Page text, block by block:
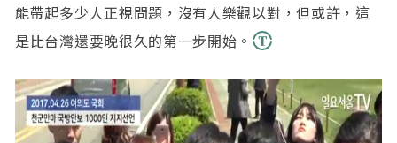
能帶起多少人正視問題，沒有人樂觀以對，但或許，這
是比台灣還要晚很久的第一步開始。